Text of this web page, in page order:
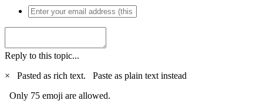
Reply to this topic...
×
Pasted as rich text. Paste as plain text instead
Only 75 emoji are allowed.